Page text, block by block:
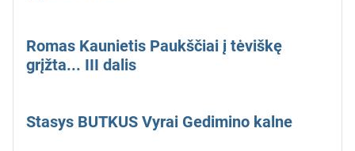
Romas Kaunietis Paukščiai į tėviškę
grįžta... III dalis
Stasys BUTKUS Vyrai Gedimino kalne